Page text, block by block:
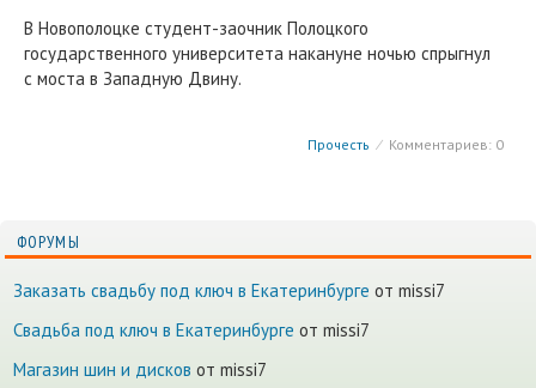
В Новополоцке студент-заочник Полоцкого
государственного университета накануне ночью спрыгнул
с моста в Западную Двину.
Прочесть ⁄ Комментариев: 0
ФОРУМЫ
Заказать свадьбу под ключ в Екатеринбурге от missi7
Cвадьба под ключ в Екатеринбурге от missi7
Магазин шин и дисков от missi7